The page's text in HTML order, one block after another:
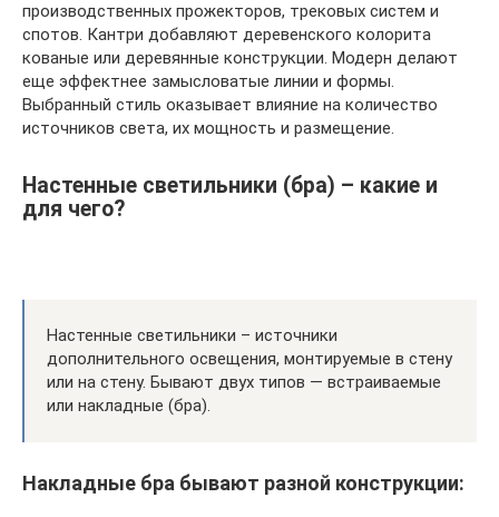
производственных прожекторов, трековых систем и
спотов. Кантри добавляют деревенского колорита
кованые или деревянные конструкции. Модерн делают
еще эффектнее замысловатые линии и формы.
Выбранный стиль оказывает влияние на количество
источников света, их мощность и размещение.
Настенные светильники (бра) – какие и
для чего?
Настенные светильники – источники
дополнительного освещения, монтируемые в стену
или на стену. Бывают двух типов — встраиваемые
или накладные (бра).
Накладные бра бывают разной конструкции: